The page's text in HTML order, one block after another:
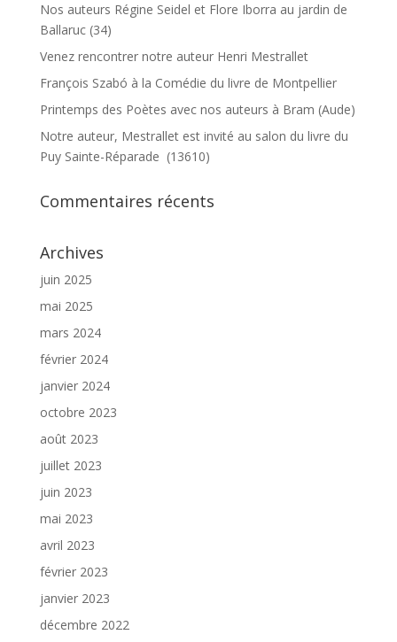
Nos auteurs Régine Seidel et Flore Iborra au jardin de
Ballaruc (34)
Venez rencontrer notre auteur Henri Mestrallet
François Szabó à la Comédie du livre de Montpellier
Printemps des Poètes avec nos auteurs à Bram (Aude)
Notre auteur, Mestrallet est invité au salon du livre du
Puy Sainte-Réparade (13610)
Commentaires récents
Archives
juin 2025
mai 2025
mars 2024
février 2024
janvier 2024
octobre 2023
août 2023
juillet 2023
juin 2023
mai 2023
avril 2023
février 2023
janvier 2023
décembre 2022